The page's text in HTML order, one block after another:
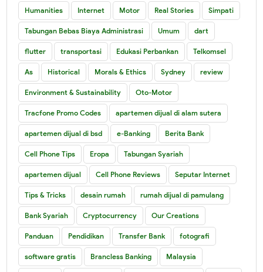
Humanities Internet Motor Real Stories Simpati
Tabungan Bebas Biaya Administrasi Umum dart
flutter transportasi Edukasi Perbankan Telkomsel
As Historical Morals & Ethics Sydney review
Environment & Sustainability Oto-Motor
Tracfone Promo Codes apartemen dijual di alam sutera
apartemen dijual di bsd e-Banking Berita Bank
Cell Phone Tips Eropa Tabungan Syariah
apartemen dijual Cell Phone Reviews Seputar Internet
Tips & Tricks desain rumah rumah dijual di pamulang
Bank Syariah Cryptocurrency Our Creations
Panduan Pendidikan Transfer Bank fotografi
software gratis Brancless Banking Malaysia